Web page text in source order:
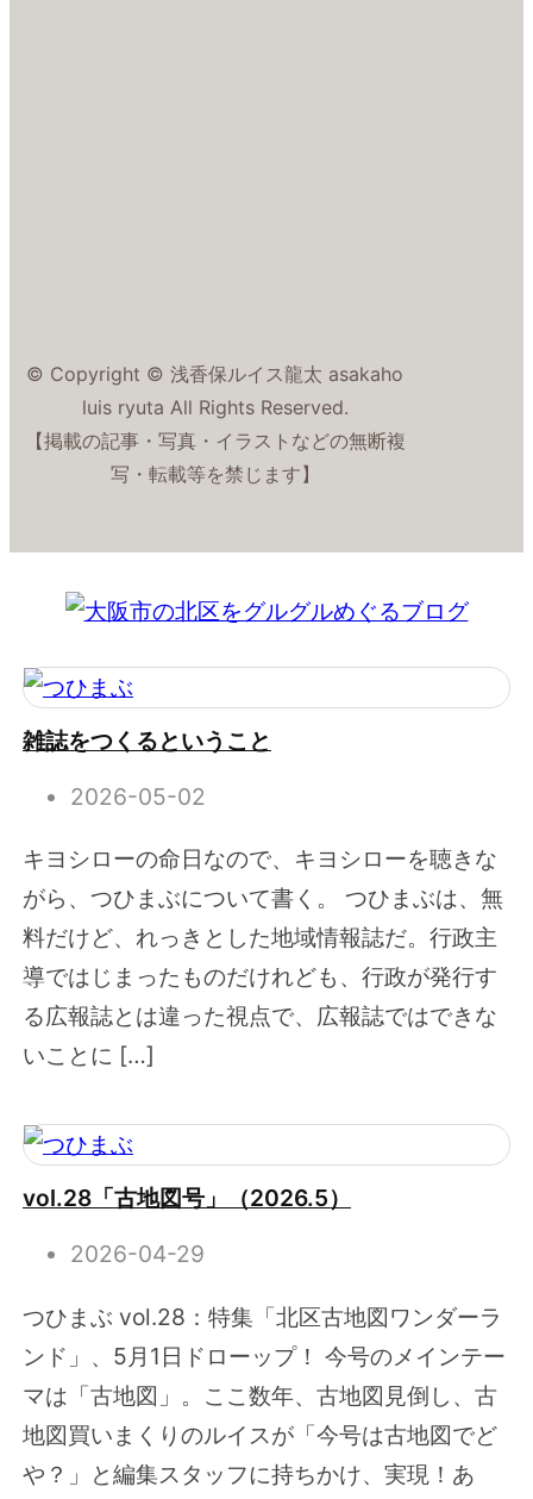
© Copyright © 浅香保ルイス龍太 asakaho
luis ryuta All Rights Reserved.
【掲載の記事・写真・イラストなどの無断複
写・転載等を禁じます】
雑誌をつくるということ
2026-05-02
キヨシローの命日なので、キヨシローを聴きな
がら、つひまぶについて書く。 つひまぶは、無
料だけど、れっきとした地域情報誌だ。行政主
導ではじまったものだけれども、行政が発行す
る広報誌とは違った視点で、広報誌ではできな
いことに […]
vol.28「古地図号」（2026.5）
2026-04-29
つひまぶ vol.28：特集「北区古地図ワンダーラ
ンド」、5月1日ドローップ！ 今号のメインテー
マは「古地図」。ここ数年、古地図見倒し、古
地図買いまくりのルイスが「今号は古地図でど
や？」と編集スタッフに持ちかけ、実現！あ